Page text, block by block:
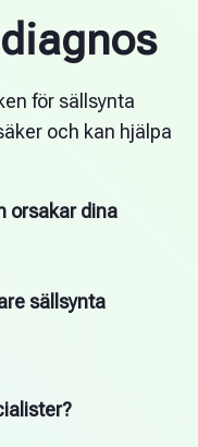
för sällsynta
och kan hjälpa
orsakar dina
sällsynta